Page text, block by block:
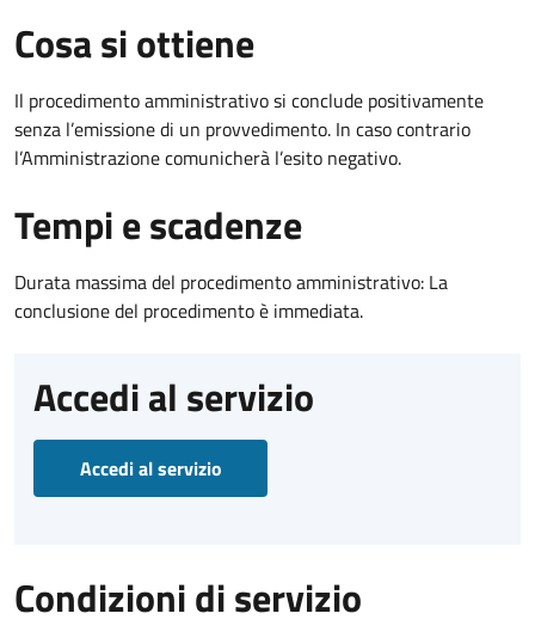
Cosa si ottiene
Il procedimento amministrativo si conclude positivamente
senza l’emissione di un provvedimento. In caso contrario
l’Amministrazione comunicherà l’esito negativo.
Tempi e scadenze
Durata massima del procedimento amministrativo: La
conclusione del procedimento è immediata.
Accedi al servizio
Accedi al servizio
Condizioni di servizio